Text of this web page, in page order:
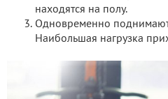
находятся на полу.
Одновременно
Наибольшая нагрузка